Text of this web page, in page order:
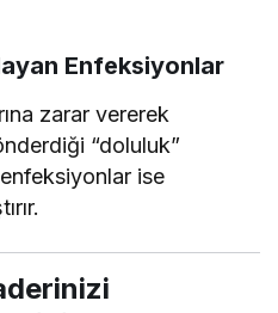
Enfeksiyonlar
zarar vererek
“doluluk”
ise